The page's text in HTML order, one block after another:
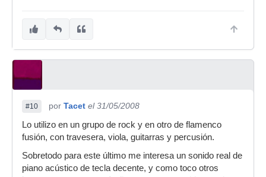
#10 por Tacet el 31/05/2008
Lo utilizo en un grupo de rock y en otro de flamenco
fusión, con travesera, viola, guitarras y percusión.
Sobretodo para este último me interesa un sonido real de
piano acústico de tecla decente, y como toco otros